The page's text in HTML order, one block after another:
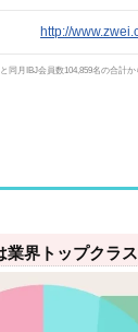
http://
同月IBJ会員数104,859名の合計
界トップクラス